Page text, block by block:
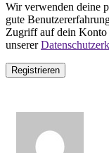
Wir verwenden deine
gute
Zugriff auf dein Konto
unserer
Registrieren